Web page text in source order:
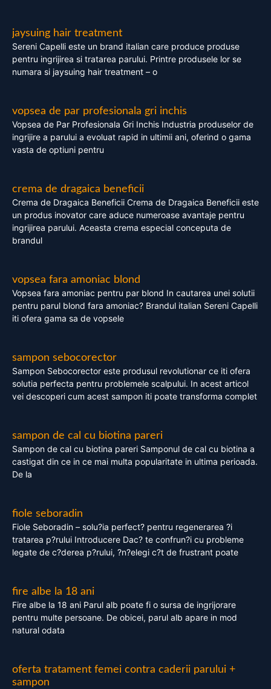
jaysuing hair treatment
Sereni Capelli este un brand italian care produce produse
pentru ingrijirea si tratarea parului. Printre produsele lor se
numara si jaysuing hair treatment – o
vopsea de par profesionala gri inchis
Vopsea de Par Profesionala Gri Inchis Industria produselor de
ingrijire a parului a evoluat rapid in ultimii ani, oferind o gama
vasta de optiuni pentru
crema de dragaica beneficii
Crema de Dragaica Beneficii Crema de Dragaica Beneficii este
un produs inovator care aduce numeroase avantaje pentru
ingrijirea parului. Aceasta crema especial conceputa de
brandul
vopsea fara amoniac blond
Vopsea fara amoniac pentru par blond In cautarea unei solutii
pentru parul blond fara amoniac? Brandul italian Sereni Capelli
iti ofera gama sa de vopsele
sampon sebocorector
Sampon Sebocorector este produsul revolutionar ce iti ofera
solutia perfecta pentru problemele scalpului. In acest articol
vei descoperi cum acest sampon iti poate transforma complet
sampon de cal cu biotina pareri
Sampon de cal cu biotina pareri Samponul de cal cu biotina a
castigat din ce in ce mai multa popularitate in ultima perioada.
De la
fiole seboradin
Fiole Seboradin – solu?ia perfect? pentru regenerarea ?i
tratarea p?rului Introducere Dac? te confrun?i cu probleme
legate de c?derea p?rului, ?n?elegi c?t de frustrant poate
fire albe la 18 ani
Fire albe la 18 ani Parul alb poate fi o sursa de ingrijorare
pentru multe persoane. De obicei, parul alb apare in mod
natural odata
oferta tratament femei contra caderii parului +
sampon